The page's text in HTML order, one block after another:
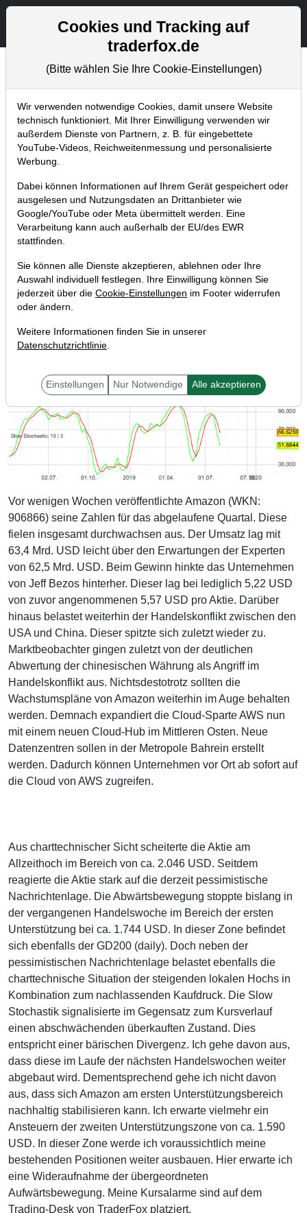
Aktien- und Artikelsuche
Chartanalysen
Home Blog Chartanalysen
Chartanalyse Amazon: Top-
Einstiegsgelegenheit voraus?
09.08.2019 um 20:15 Uhr | P. Uhlschmied
Vor wenigen Wochen veröffentlichte Amazon (WKN:
906866) seine Zahlen für das abgelaufene Quartal. Diese
fielen insgesamt durchwachsen aus. Der Umsatz lag mit
63,4 Mrd. USD leicht über den Erwartungen der Experten
von 62,5 Mrd. USD. Beim Gewinn hinkte das Unternehmen
von Jeff Bezos hinterher. Dieser lag bei lediglich 5,22 USD
von zuvor angenommenen 5,57 USD pro Aktie. Darüber
hinaus belastet weiterhin der Handelskonflikt zwischen den
USA und China. Dieser spitzte sich zuletzt wieder zu.
Marktbeobachter gingen zuletzt von der deutlichen
Abwertung der chinesischen Währung als Angriff im
Handelskonflikt aus. Nichtsdestotrotz sollten die
Wachstumspläne von Amazon weiterhin im Auge behalten
werden. Demnach expandiert die Cloud-Sparte AWS nun
mit einem neuen Cloud-Hub im Mittleren Osten. Neue
Datenzentren sollen in der Metropole Bahrein erstellt
werden. Dadurch können Unternehmen vor Ort ab sofort auf
die Cloud von AWS zugreifen.
Aus charttechnischer Sicht scheiterte die Aktie am
Allzeithoch im Bereich von ca. 2.046 USD. Seitdem
reagierte die Aktie stark auf die derzeit pessimistische
Nachrichtenlage. Die Abwärtsbewegung stoppte bislang in
der vergangenen Handelswoche im Bereich der ersten
Unterstützung bei ca. 1.744 USD. In dieser Zone befindet
sich ebenfalls der GD200 (daily). Doch neben der
pessimistischen Nachrichtenlage belastet ebenfalls die
charttechnische Situation der steigenden lokalen Hochs in
Kombination zum nachlassenden Kaufdruck. Die Slow
Stochastik signalisierte im Gegensatz zum Kursverlauf
einen abschwächenden überkauften Zustand. Dies
entspricht einer bärischen Divergenz. Ich gehe davon aus,
dass diese im Laufe der nächsten Handelswochen weiter
abgebaut wird. Dementsprechend gehe ich nicht davon
aus, dass sich Amazon am ersten Unterstützungsbereich
nachhaltig stabilisieren kann. Ich erwarte vielmehr ein
Ansteuern der zweiten Unterstützungszone von ca. 1.590
USD. In dieser Zone werde ich voraussichtlich meine
bestehenden Positionen weiter ausbauen. Hier erwarte ich
eine Wideraufnahme der übergeordneten
Aufwärtsbewegung. Meine Kursalarme sind auf dem
Trading-Desk von TraderFox platziert.
Cookies und Tracking auf
traderfox.de
(Bitte wählen Sie Ihre Cookie-Einstellungen)
Wir verwenden notwendige Cookies, damit unsere Website
technisch funktioniert. Mit Ihrer Einwilligung verwenden wir
außerdem Dienste von Partnern, z. B. für eingebettete
YouTube-Videos, Reichweitenmessung und personalisierte
Werbung.
Dabei können Informationen auf Ihrem Gerät gespeichert oder
ausgelesen und Nutzungsdaten an Drittanbieter wie
Google/YouTube oder Meta übermittelt werden. Eine
Verarbeitung kann auch außerhalb der EU/des EWR
stattfinden.
Sie können alle Dienste akzeptieren, ablehnen oder Ihre
Auswahl individuell festlegen. Ihre Einwilligung können Sie
jederzeit über die Cookie-Einstellungen im Footer widerrufen
oder ändern.
Weitere Informationen finden Sie in unserer
Datenschutzrichtlinie.
Einstellungen Nur Notwendige Alle akzeptieren